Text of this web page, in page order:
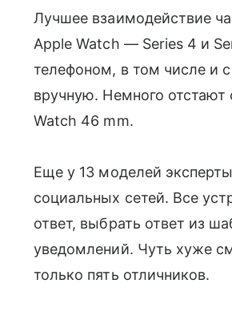
Лучшее взаимодействие
Apple Watch — Series 4 и
телефоном, в том числе и
вручную. Немного
Watch 46 mm.
Еще у 13 моделей
социальных сетей. Все
ответ, выбрать ответ из
уведомлений. Чуть хуже
только пять отличников.